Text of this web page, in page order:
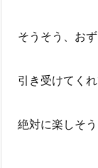
そうそう、おず
引き受けてく
絶対に楽しそう